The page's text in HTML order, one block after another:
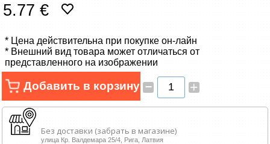
Renewd техника, Outlet
5.77 €
* Цена действительна при покупке он-лайн
* Внешний вид товара может отличаться от
представленного на изображении
Добавить в корзину – +
Без доставки (забрать в магазине)
улица Кр. Валдемара 25/4, Рига, Латвия